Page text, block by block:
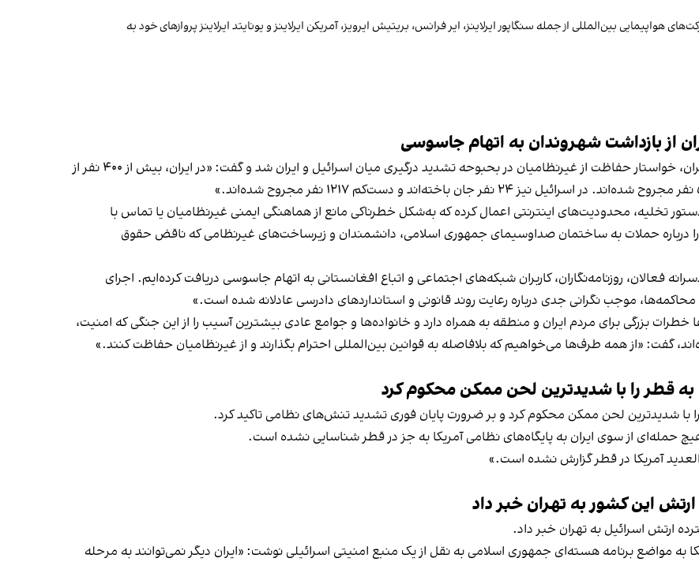
بین‌المللی از جمله سنگاپور ایرلاینز، ایر فرانس، بریتیش ایرویز، آمریکن ایرلاینز و یونایتد ایرلاینز پروازهای خود به
از بازداشت شهروندان به اتهام جاسوسی
مای ساتو، گزارشگر ویژه سازمان ملل در امور حقوق بشر ایران، خواستار حفاظت از غیرنظامیان در بحبوحه تشدید درگیری میان اسرائیل و ایران شد و گفت: «در ایران، بیش از ۴۰۰ نفر از
تخلیه، محدودیت‌های اینترنتی اعمال کرده که به‌شکل خطرناکی مانع از هماهنگی ایمنی غیرنظامیان یا تماس با
درباره حملات به ساختمان صداوسیمای جمهوری اسلامی، دانشمندان و زیرساخت‌های غیرنظامی که ناقض حقوق
فعالان، روزنامه‌نگاران، کاربران شبکه‌های اجتماعی و اتباع افغانستانی به اتهام جاسوسی دریافت کرده‌ایم. اجرای
موجب نگرانی جدی درباره رعایت روند قانونی و استانداردهای دادرسی عادلانه شده است.»
خطرات بزرگی برای مردم ایران و منطقه به همراه دارد و خانواده‌ها و جوامع عادی بیشترین آسیب را از این جنگی که امنیت،
گفت: «از همه طرف‌ها می‌خواهیم که بلافاصله به قوانین بین‌المللی احترام بگذارند و از غیرنظامیان حفاظت کنند.»
قطر را با شدیدترین لحن ممکن محکوم کرد
با شدیدترین لحن ممکن محکوم کرد و بر ضرورت پایان فوری تشدید تنش‌های نظامی تاکید کرد.
حمله‌ای از سوی ایران به پایگاه‌های نظامی آمریکا به جز در قطر شناسایی نشده است.
العدید آمریکا در قطر گزارش نشده است.»
حمله آمریکا به مواضع برنامه هسته‌ای جمهوری اسلامی به نقل از یک منبع امنیتی اسرائیلی نوشت: «ایران دیگر نمی‌توانند به مرحله